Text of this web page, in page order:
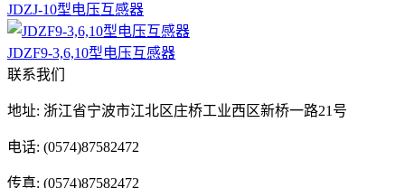
JDZJ-10型电压互感器
JDZF9-3,6,10型电压互感器
联系我们
地址: 浙江省宁波市江北区庄桥工业西区新桥一路21号
电话: (0574)87582472
传真: (0574)87582472